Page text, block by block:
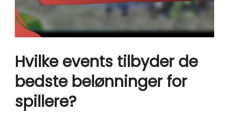
Hvilke events tilbyder de
bedste belønninger for
spillere?